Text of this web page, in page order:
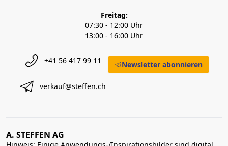
Freitag:
07:30 - 12:00 Uhr
13:00 - 16:00 Uhr
+41 56 417 99 11
verkauf@steffen.ch
Newsletter abonnieren
A. STEFFEN AG